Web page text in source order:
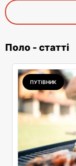
Поло - статті
ПУТІВНИК